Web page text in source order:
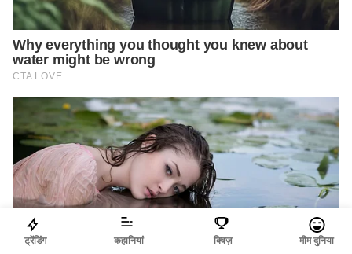
ट्रेंडिंग कहानियां क्विज़ मीम दुनिया